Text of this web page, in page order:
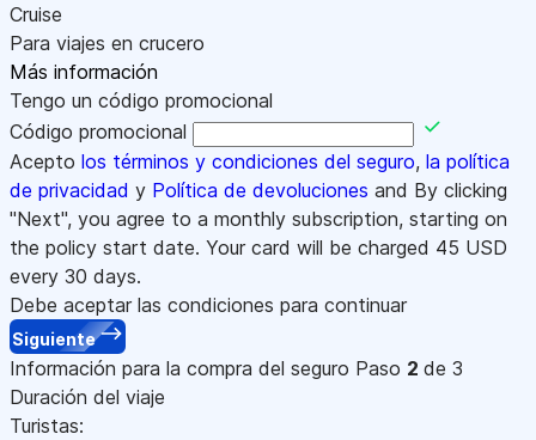
Cruise
Para viajes en crucero
Más información
Tengo un código promocional
Código promocional
Acepto los términos y condiciones del seguro, la política
de privacidad y Política de devoluciones and By clicking
"Next", you agree to a monthly subscription, starting on
the policy start date. Your card will be charged 45 USD
every 30 days.
Debe aceptar las condiciones para continuar
Siguiente
Información para la compra del seguro Paso 2 de 3
Duración del viaje
Turistas: